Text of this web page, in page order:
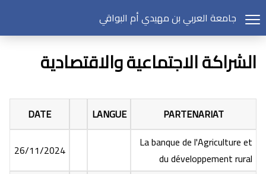
جامعة العربي بن مهيدي أم البواقي
الشراكة الاجتماعية والاقتصادية
PARTENARIAT
LANGUE
DATE
La banque de l'Agriculture et
du développement rural
26/11/2024